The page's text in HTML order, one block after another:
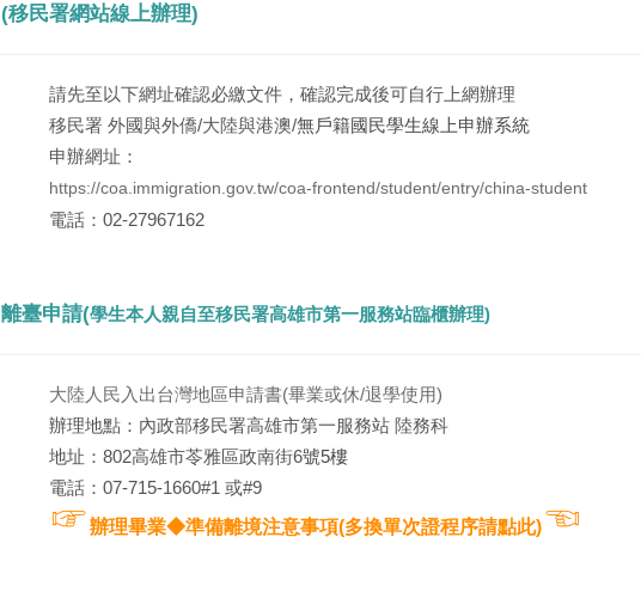
(移民署網站線上辦理)
請先至以下網址確認必繳文件，確認完成後可自行上網辦理
移民署 外國與外僑/大陸與港澳/無戶籍國民學生線上申辦系統
申辦網址：
https://coa.immigration.gov.tw/coa-frontend/student/entry/china-student
電話：02-27967162
離臺申請(學生本人親自至移民署高雄市第一服務站臨櫃辦理)
大陸人民入出台灣地區申請書(畢業或休/退學使用)
辦理地點：內政部移民署高雄市第一服務站 陸務科
地址：802高雄市苓雅區政南街6號5樓
電話：07-715-1660#1 或#9
☞辦理畢業◆準備離境注意事項(多換單次證程序請點此)☜